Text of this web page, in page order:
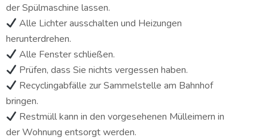
der Spülmaschine lassen.
Alle Lichter ausschalten und Heizungen
herunterdrehen.
Alle Fenster schließen.
Prüfen, dass Sie nichts vergessen haben.
Recyclingabfälle zur Sammelstelle am Bahnhof
bringen.
Restmüll kann in den vorgesehenen Mülleimern in
der Wohnung entsorgt werden.